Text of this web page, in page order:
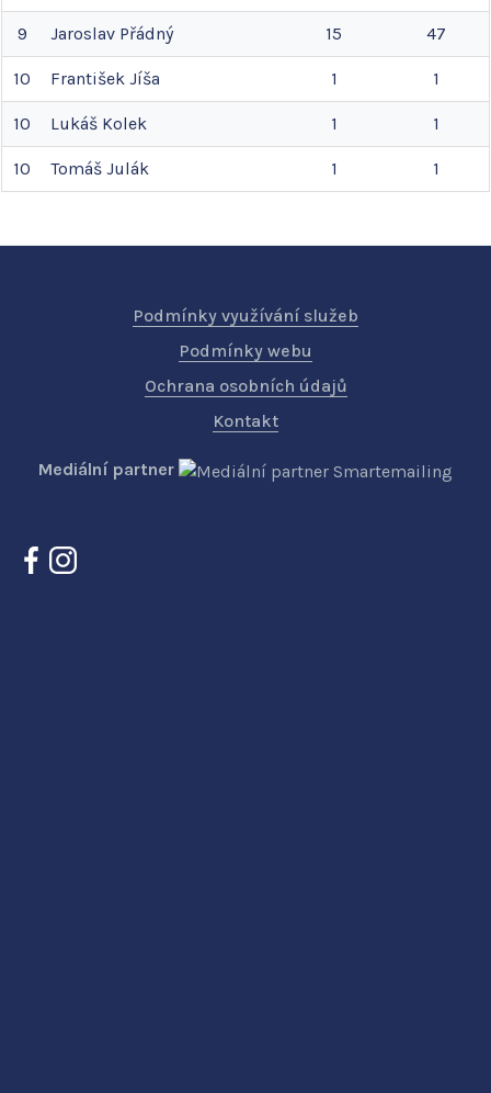
9 Jaroslav Přádný 15 47
10 František Jíša 1 1
10 Lukáš Kolek 1 1
10 Tomáš Julák 1 1
Podmínky využívání služeb
Podmínky webu
Ochrana osobních údajů
Kontakt
Mediální partner